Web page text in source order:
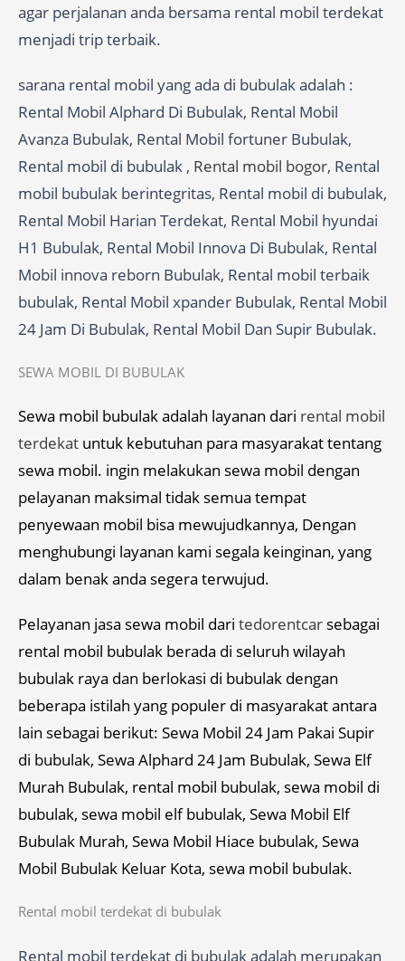
agar perjalanan anda bersama rental mobil terdekat
menjadi trip terbaik.
sarana rental mobil yang ada di bubulak adalah :
Rental Mobil Alphard Di Bubulak, Rental Mobil
Avanza Bubulak, Rental Mobil fortuner Bubulak,
Rental mobil di bubulak , Rental mobil bogor, Rental
mobil bubulak berintegritas, Rental mobil di bubulak,
Rental Mobil Harian Terdekat, Rental Mobil hyundai
H1 Bubulak, Rental Mobil Innova Di Bubulak, Rental
Mobil innova reborn Bubulak, Rental mobil terbaik
bubulak, Rental Mobil xpander Bubulak, Rental Mobil
24 Jam Di Bubulak, Rental Mobil Dan Supir Bubulak.
SEWA MOBIL DI BUBULAK
Sewa mobil bubulak adalah layanan dari rental mobil
terdekat untuk kebutuhan para masyarakat tentang
sewa mobil. ingin melakukan sewa mobil dengan
pelayanan maksimal tidak semua tempat
penyewaan mobil bisa mewujudkannya, Dengan
menghubungi layanan kami segala keinginan, yang
dalam benak anda segera terwujud.
Pelayanan jasa sewa mobil dari tedorentcar sebagai
rental mobil bubulak berada di seluruh wilayah
bubulak raya dan berlokasi di bubulak dengan
beberapa istilah yang populer di masyarakat antara
lain sebagai berikut: Sewa Mobil 24 Jam Pakai Supir
di bubulak, Sewa Alphard 24 Jam Bubulak, Sewa Elf
Murah Bubulak, rental mobil bubulak, sewa mobil di
bubulak, sewa mobil elf bubulak, Sewa Mobil Elf
Bubulak Murah, Sewa Mobil Hiace bubulak, Sewa
Mobil Bubulak Keluar Kota, sewa mobil bubulak.
Rental mobil terdekat di bubulak
Rental mobil terdekat di bubulak adalah merupakan